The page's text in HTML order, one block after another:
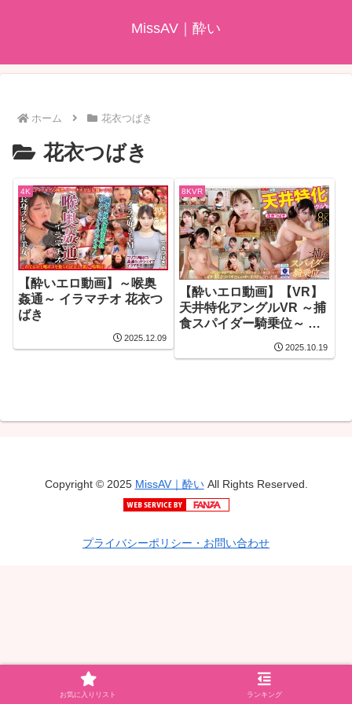
MissAV｜酔い
ホーム 花衣つばき
花衣つばき
4K
【酔いエロ動画】～喉奥
姦通～ イラマチオ 花衣つ
ばき
2025.12.09
8KVR
【酔いエロ動画】【VR】
天井特化アングルVR ～捕
食スパイダー騎乗位～ 花
2025.10.19
Copyright © 2025 MissAV｜酔いAll Rights Reserved.
プライバシーポリシー・お問い合わせ
お気に入りリスト ランキング